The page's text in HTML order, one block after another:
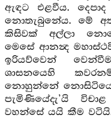
ඇඳට එළවීය.
නොතැබුනේය. මේ
කිසිවක් අල්ලා
මෙසේ ආනන්‍ද
ඉරියව්වෙන්
ශාසනයෙහි
නොහුන්නේ නොසිටියේ
පැමිණියේදැ’යි
වහන්සේ යයි කීම